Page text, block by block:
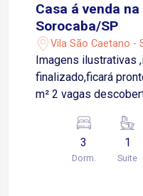
Casa á venda
Sorocaba/SP
Vila São Caetano -
Imagens ilustrativas
finalizado,ficará
m² 2 vagas
3
Dorm.
1
Suite